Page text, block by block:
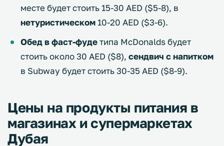
месте будет стоить 15-30 AED ($5-8), в
нетуристическом 10-20 AED ($3-6).
Обед в фаст-фудетипа McDonalds будет
стоить около 30 AED ($8), сендвич с напитком
в Subway будет стоить 30-35 AED ($8-9).
Цены на продукты питания в
магазинах и супермаркетах
Дубая